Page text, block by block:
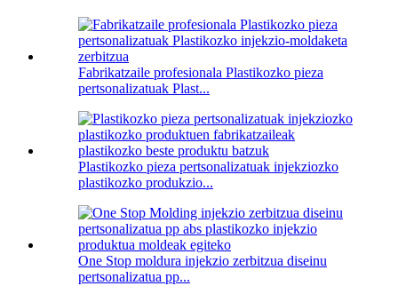
Fabrikatzaile profesionala Plastikozko pieza
pertsonalizatuak Plast...
Plastikozko pieza pertsonalizatuak injekziozko
plastikozko produkzio...
One Stop moldura injekzio zerbitzua diseinu
pertsonalizatua pp...